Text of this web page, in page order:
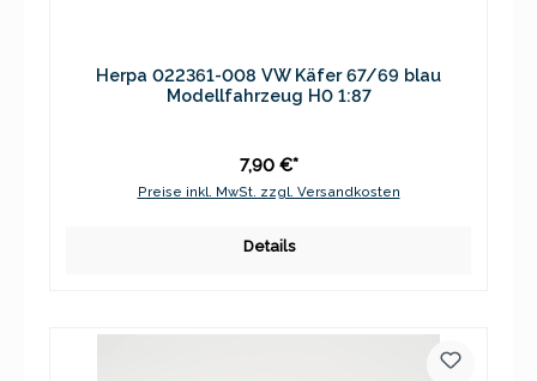
Herpa 022361-008 VW Käfer 67/69 blau
Modellfahrzeug H0 1:87
7,90 €*
Preise inkl. MwSt. zzgl. Versandkosten
Details